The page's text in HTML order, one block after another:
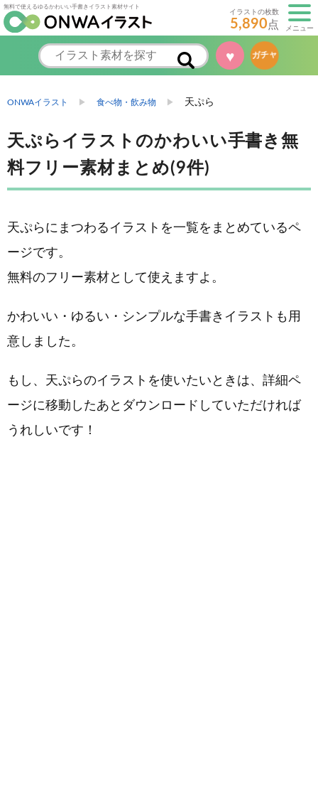
無料で使えるゆるかわいい手書きイラスト素材サイト
イラストの枚数
5,890点 メニュー
♥ ガチャ
ONWAイラスト 食べ物・飲み物 天ぷら
天ぷらイラストのかわいい手書き無
料フリー素材まとめ(9件)
天ぷらにまつわるイラストを一覧をまとめているペ
ージです。
無料のフリー素材として使えますよ。
かわいい・ゆるい・シンプルな手書きイラストも用
意しました。
もし、天ぷらのイラストを使いたいときは、詳細ペ
ージに移動したあとダウンロードしていただければ
うれしいです！